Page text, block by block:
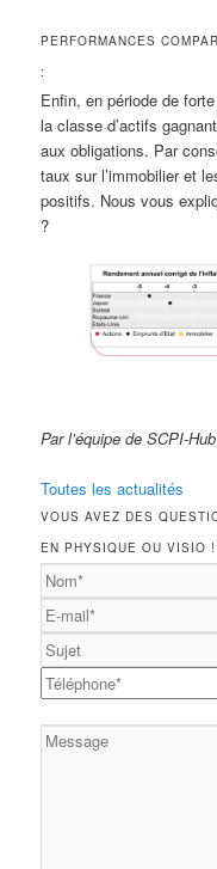
PERFORMANCES
:
Enfin, en période de
la classe d’actifs
aux obligations. Par
taux sur l’immobilier et
positifs. Nous vous
?
Par l’équipe de SCPI-Hub
Toutes les actualités
VOUS AVEZ DES
EN PHYSIQUE OU VISIO !